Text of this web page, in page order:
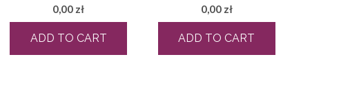
0,00 zł
ADD TO CART
0,00 zł
ADD TO CART